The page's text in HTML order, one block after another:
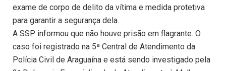
exame de corpo de delito da vítima e medida protetiva
para garantir a segurança dela.
A SSP informou que não houve prisão em flagrante. O
caso foi registrado na 5ª Central de Atendimento da
Polícia Civil de Araguaína e está sendo investigado pela